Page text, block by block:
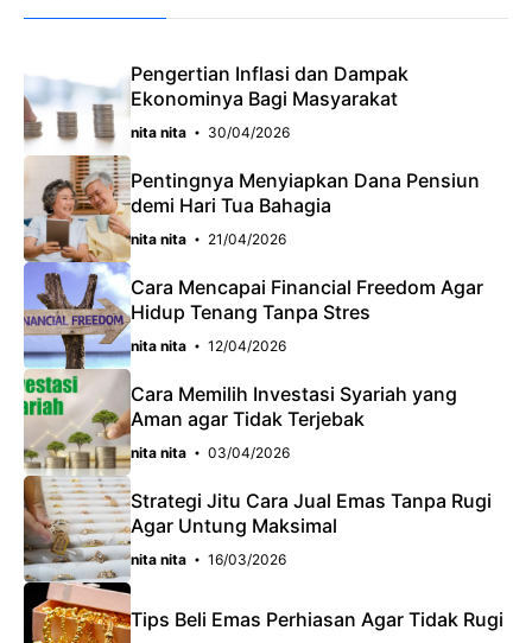
o
o
A
p
p
a
m
Pengertian Inflasi dan Dampak
Ekonominya Bagi Masyarakat
nita nita 30/04/2026
Pentingnya Menyiapkan Dana Pensiun
demi Hari Tua Bahagia
nita nita 21/04/2026
Cara Mencapai Financial Freedom Agar
Hidup Tenang Tanpa Stres
nita nita 12/04/2026
Cara Memilih Investasi Syariah yang
Aman agar Tidak Terjebak
nita nita 03/04/2026
Strategi Jitu Cara Jual Emas Tanpa Rugi
Agar Untung Maksimal
nita nita 16/03/2026
Tips Beli Emas Perhiasan Agar Tidak Rugi